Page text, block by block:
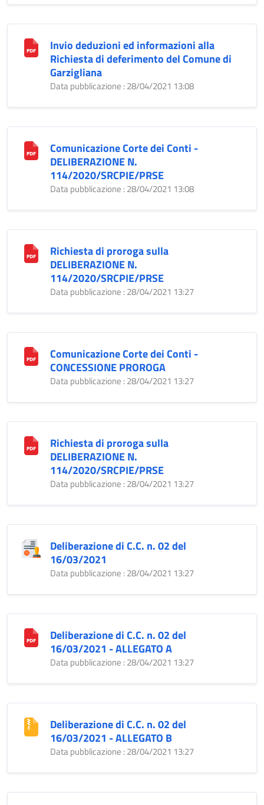
Invio deduzioni ed informazioni alla
Richiesta di deferimento del Comune di
Garzigliana
Data pubblicazione : 28/04/2021 13:08
Comunicazione Corte dei Conti -
DELIBERAZIONE N.
114/2020/SRCPIE/PRSE
Data pubblicazione : 28/04/2021 13:08
Richiesta di proroga sulla
DELIBERAZIONE N.
114/2020/SRCPIE/PRSE
Data pubblicazione : 28/04/2021 13:27
Comunicazione Corte dei Conti -
CONCESSIONE PROROGA
Data pubblicazione : 28/04/2021 13:27
Richiesta di proroga sulla
DELIBERAZIONE N.
114/2020/SRCPIE/PRSE
Data pubblicazione : 28/04/2021 13:27
Deliberazione di C.C. n. 02 del
16/03/2021
Data pubblicazione : 28/04/2021 13:27
Deliberazione di C.C. n. 02 del
16/03/2021 - ALLEGATO A
Data pubblicazione : 28/04/2021 13:27
Deliberazione di C.C. n. 02 del
16/03/2021 - ALLEGATO B
Data pubblicazione : 28/04/2021 13:27